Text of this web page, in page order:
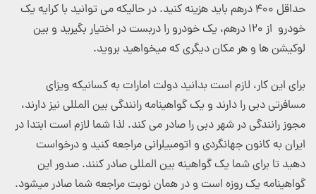
حداقل ۴۰۰ درهم باید هزینه کنید. در حالیکه می توانید با کرایه یک
خودرو از ۱۲۰ درهم، یک خودرو را دربست در اختیار بگیرید و بین
لوکیشن ها و هر مکان دیگری که میخواهید بروید.
برای این کار، لازم است بدانید دولت امارات به کسانیکه ویزای
مسافرتی دبی را دارند و یک گواهینامه رانندگی بین المللی نیز دارند،
مجوز رانندگی در شهر دبی را صادر می کند. لذا شما لازم است ابتدا در
ایران به کانون جهانگردی و اتومبیلرانی مراجعه کنید و درخواست
دهید تا برای شما یک گواهینه بین المللی صادر کنند. صدور این
گواهینامه یک روزه است و در همان نوبت مراجعه شما صادر میشود.